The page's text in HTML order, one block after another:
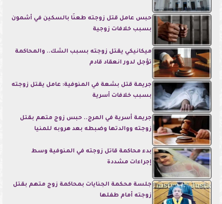
حبس عامل قتل زوجته طعنًا بالسكين في أشمون
بسبب خلافات زوجية
ميكانيكي يقتل زوجته بسبب الشك.. والمحاكمة
تؤجل لدور انعقاد قادم
جريمة قتل بشعة في المنوفية: عامل يقتل زوجته
بسبب خلافات أسرية
جريمة أسرية في المرج.. حبس زوج متهم بقتل
زوجته ووالدتها وضبطه بعد هروبه للمنيا
بدء محاكمة قاتل زوجته في المنوفية وسط
إجراءات مشددة
جلسة محكمة الجنايات بمحاكمة زوج متهم بقتل
زوجته أمام طفلها